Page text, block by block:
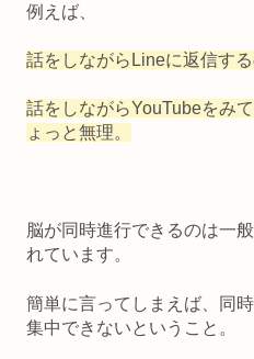
例えば、
話をしながらLineに返信す
話をしながらYouTubeをみ
ょっと無理。
脳が同時進行できるのは一
れています。
簡単に言ってしまえば、
同
集中できないということ。